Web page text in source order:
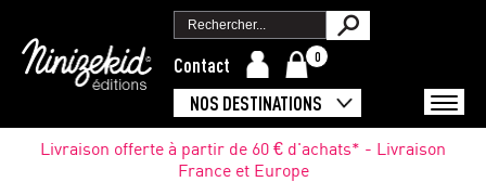
Contact 0
NOS DESTINATIONS
Livraison offerte à partir de 60 € d'achats* - Livraison
France et Europe